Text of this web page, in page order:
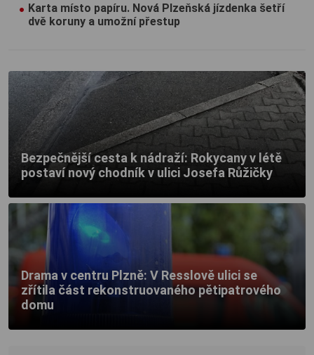
Karta místo papíru. Nová Plzeňská jízdenka šetří
dvě koruny a umožní přestup
Bezpečnější cesta k nádraží: Rokycany v létě
postaví nový chodník v ulici Josefa Růžičky
Drama v centru Plzně: V Resslově ulici se
zřítila část rekonstruovaného pětipatrového
domu